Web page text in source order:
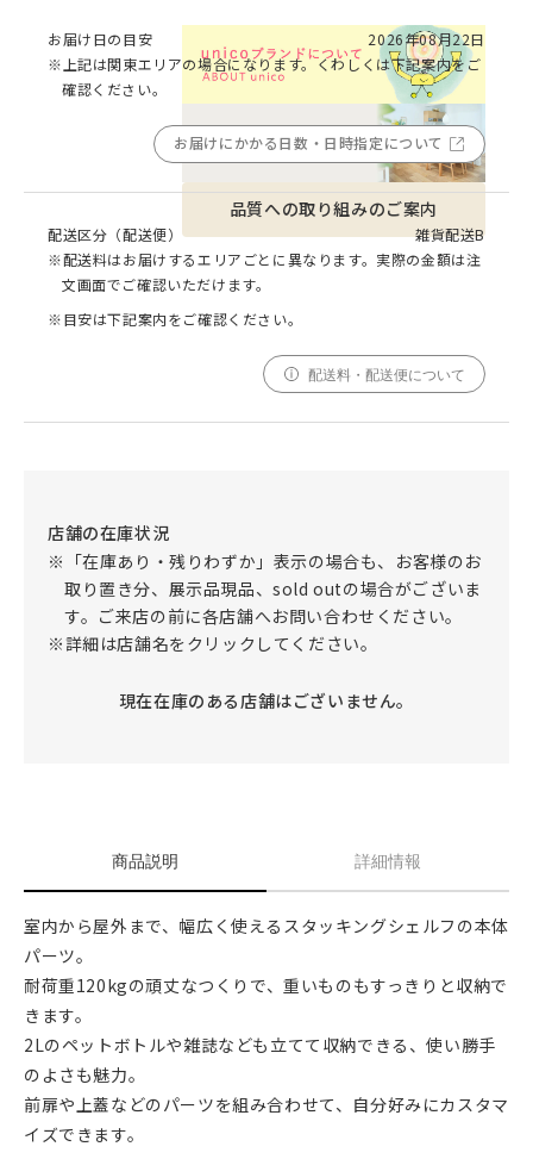
品質への取り組みのご案内
商品説明 詳細情報
室内から屋外まで、幅広く使えるスタッキングシェルフの本体
パーツ。
耐荷重120kgの頑丈なつくりで、重いものもすっきりと収納で
きます。
2Lのペットボトルや雑誌なども立てて収納できる、使い勝手
のよさも魅力。
前扉や上蓋などのパーツを組み合わせて、自分好みにカスタマ
イズできます。
お届け日の目安
2026年08月22日
※上記は関東エリアの場合になります。くわしくは下記案内をご
確認ください。
お届けにかかる日数・日時指定について
配送区分（配送便）
雑貨配送B
※配送料はお届けするエリアごとに異なります。実際の金額は注
文画面でご確認いただけます。
※目安は下記案内をご確認ください。
配送料・配送便について
店舗の在庫状況
※「在庫あり・残りわずか」表示の場合も、お客様のお
取り置き分、展示品現品、sold outの場合がございま
す。ご来店の前に各店舗へお問い合わせください。
※詳細は店舗名をクリックしてください。
現在在庫のある店舗はございません。